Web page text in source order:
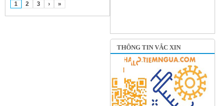
1 2 3 › »
THÔNG TIN VẮC XIN